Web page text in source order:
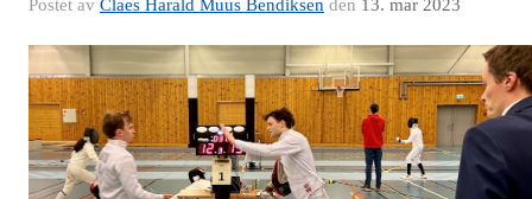
Postet av Claes Harald Muus Bendiksen den 13. mar 2023